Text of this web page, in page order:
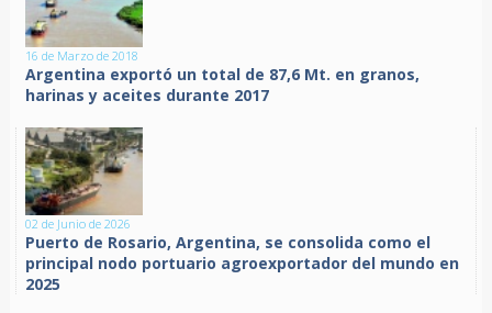
16 de Marzo de 2018
Argentina exportó un total de 87,6 Mt. en granos,
harinas y aceites durante 2017
02 de Junio de 2026
Puerto de Rosario, Argentina, se consolida como el
principal nodo portuario agroexportador del mundo en
2025